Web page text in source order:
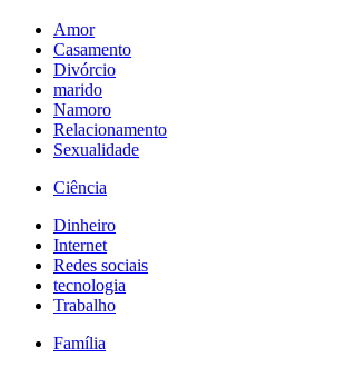
Amor
Casamento
Divórcio
marido
Namoro
Relacionamento
Sexualidade
Ciência
Dinheiro
Internet
Redes sociais
tecnologia
Trabalho
Família